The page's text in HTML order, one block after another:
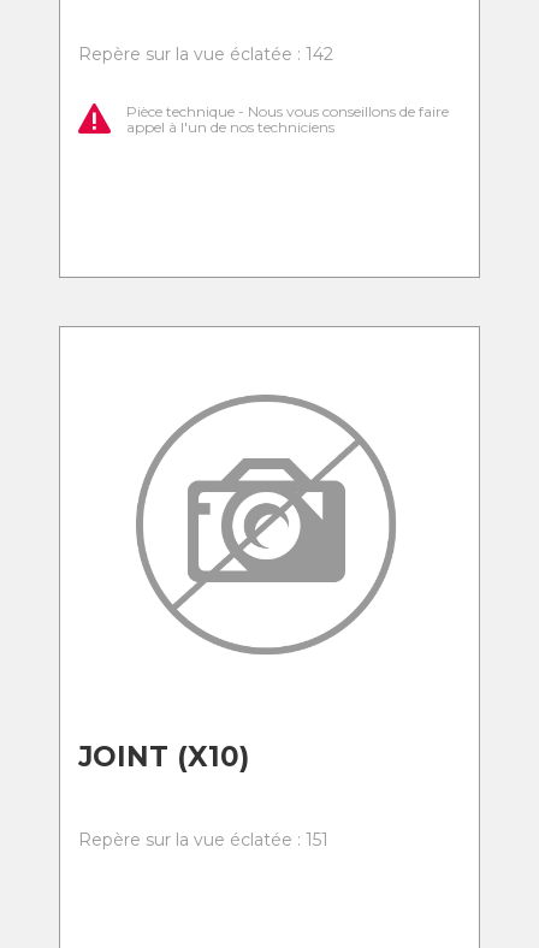
Repère sur la vue éclatée : 142
Pièce technique - Nous vous conseillons de faire
appel à l'un de nos techniciens
JOINT (X10)
Repère sur la vue éclatée : 151